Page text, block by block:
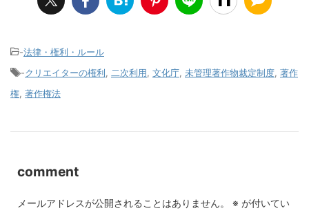
-法律・権利・ルール
-クリエイターの権利, 二次利用, 文化庁, 未管理著作物裁定制度, 著作
権, 著作権法
comment
メールアドレスが公開されることはありません。 ※ が付いてい